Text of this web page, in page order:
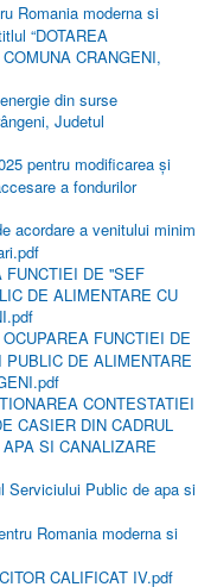
Romania moderna si
“DOTAREA
CRANGENI,
din surse
Judetul
pentru modificarea şi
a fondurilor
acordare a venitului minim
FUNCTIEI DE ''SEF
DE ALIMENTARE CU
FUNCTIEI DE
DE ALIMENTARE
CONTESTATIEI
CASIER DIN CADRUL
SI CANALIZARE
Serviciului Public de apa si
Romania moderna si
CALIFICAT IV.pdf